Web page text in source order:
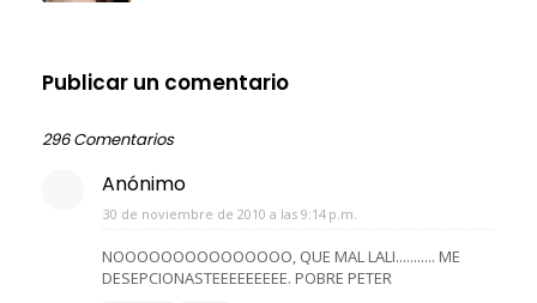
Publicar un comentario
296 Comentarios
Anónimo
30 de noviembre de 2010 a las 9:14 p.m.
NOOOOOOOOOOOOOOO, QUE MAL LALI........... ME
DESEPCIONASTEEEEEEEEE. POBRE PETER